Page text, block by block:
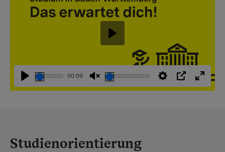
Abspielen
00:09
StummschaltungEinstellungen
PIP
Abspielen
Studienorientierung